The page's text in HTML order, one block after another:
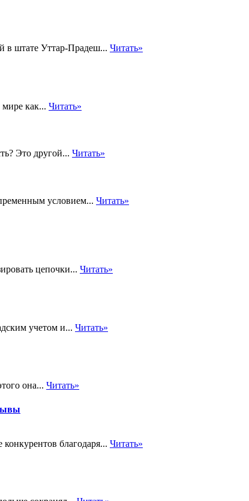
в штате Уттар-Прадеш... Читать»
как... Читать»
Это другой... Читать»
условием... Читать»
цепочки... Читать»
учетом и... Читать»
она... Читать»
благодаря... Читать»